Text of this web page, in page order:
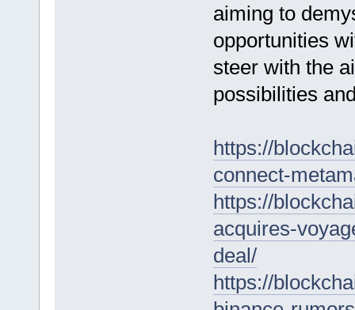
aiming to
opportunities
steer with the
possibilities
https://
connect-
https://
acquires-
deal/
https://